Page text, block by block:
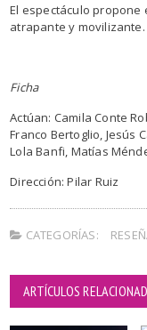
El espectáculo
atrapante y movilizante.
Ficha
Actúan: Camila Conte
Franco Bertoglio, Jesús
Lola Banfi, Matías
Dirección: Pilar Ruiz
CATEGORÍAS:
ARTÍCULOS